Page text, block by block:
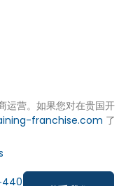
运营。如果您对在贵国开
franchise.com 了
44049002000972号